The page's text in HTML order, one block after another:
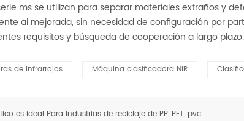
ms se utilizan para separar materiales extraños y
ai mejorada, sin necesidad de configuración por
requisitos y búsqueda de cooperación a largo plazo.
de infrarrojos Máquina clasificadora NIR
es ideal Para Industrias de reciclaje de PP, PET, pvc